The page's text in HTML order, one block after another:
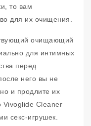
то вам
для их очищения.
очищающий
для интимных
перед
него вы не
и продлите их
Vivoglide Cleaner
секс-игрушек.